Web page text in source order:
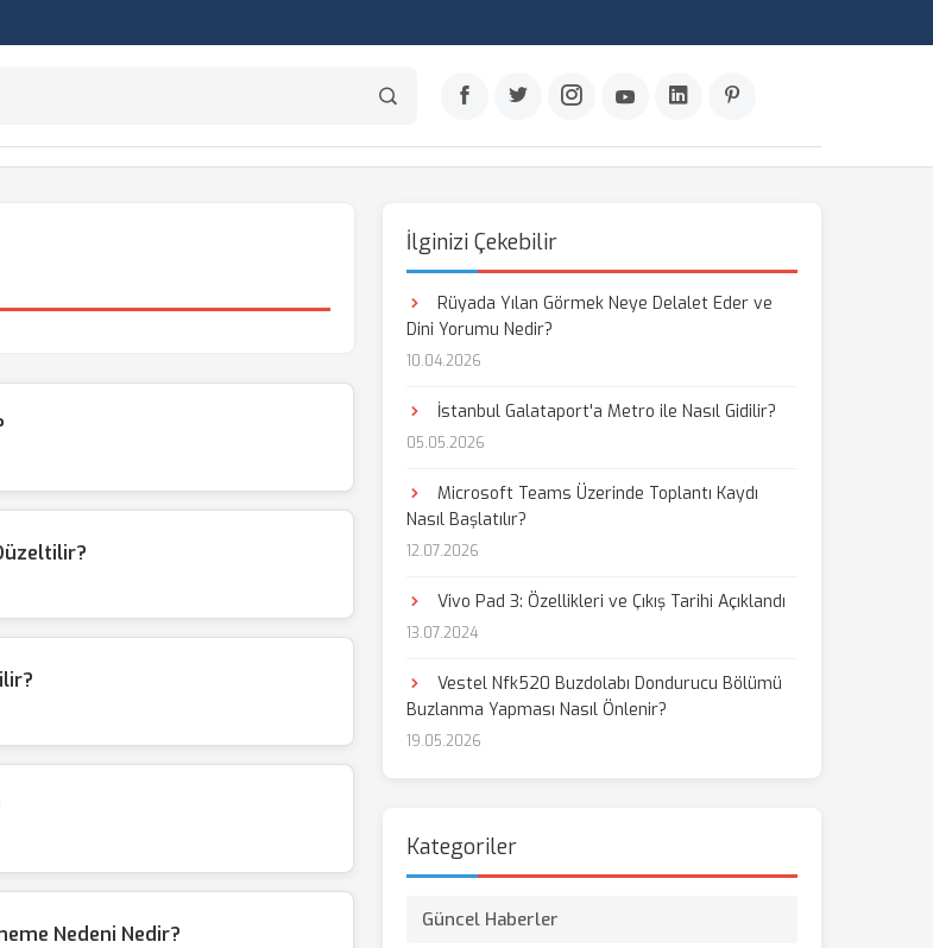
Nedeni Nedir?
İlginizi Çekebilir
Rüyada Yılan Görmek Neye Delalet Eder ve
Dini Yorumu Nedir?
10.04.2026
İstanbul Galataport'a Metro ile Nasıl Gidilir?
05.05.2026
Microsoft Teams Üzerinde Toplantı Kaydı
Nasıl Başlatılır?
12.07.2026
Vivo Pad 3: Özellikleri ve Çıkış Tarihi Açıklandı
13.07.2024
Vestel Nfk520 Buzdolabı Dondurucu Bölümü
Buzlanma Yapması Nasıl Önlenir?
19.05.2026
Kategoriler
Güncel Haberler